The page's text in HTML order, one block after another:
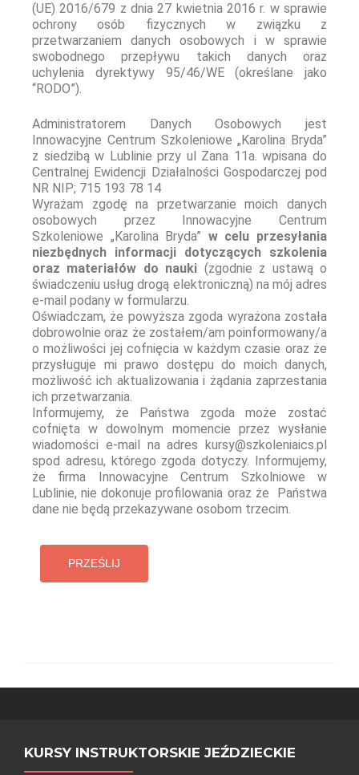
(UE) 2016/679 z dnia 27 kwietnia 2016 r. w sprawie
ochrony osób fizycznych w związku z
przetwarzaniem danych osobowych i w sprawie
swobodnego przepływu takich danych oraz
uchylenia dyrektywy 95/46/WE (określane jako
“RODO”).
Administratorem Danych Osobowych jest
Innowacyjne Centrum Szkoleniowe „Karolina Bryda”
z siedzibą w Lublinie przy ul Zana 11a. wpisana do
Centralnej Ewidencji Działalności Gospodarczej pod
NR NIP; 715 193 78 14
Wyrażam zgodę na przetwarzanie moich danych
osobowych przez Innowacyjne Centrum
Szkoleniowe „Karolina Bryda” w celu przesyłania
niezbędnych informacji dotyczących szkolenia
oraz materiałów do nauki (zgodnie z ustawą o
świadczeniu usług drogą elektroniczną) na mój adres
e-mail podany w formularzu.
Oświadczam, że powyższa zgoda wyrażona została
dobrowolnie oraz że zostałem/am poinformowany/a
o możliwości jej cofnięcia w każdym czasie oraz że
przysługuje mi prawo dostępu do moich danych,
możliwość ich aktualizowania i żądania zaprzestania
ich przetwarzania.
Informujemy, że Państwa zgoda może zostać
cofnięta w dowolnym momencie przez wysłanie
wiadomości e-mail na adres kursy@szkoleniaics.pl
spod adresu, którego zgoda dotyczy. Informujemy,
że firma Innowacyjne Centrum Szkolniowe w
Lublinie, nie dokonuje profilowania oraz że Państwa
dane nie będą przekazywane osobom trzecim.
KURSY INSTRUKTORSKIE JEŹDZIECKIE